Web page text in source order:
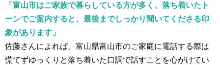
「富山市はご家族で暮らしている方が多く、落ち着いたト
ーンでご案内すると、最後までしっかり聞いてくださる印
象があります」
佐藤さんによれば、富山県富山市のご家庭に電話する際は
慌てずゆっくりと落ち着いた口調で話すことを心がけてい